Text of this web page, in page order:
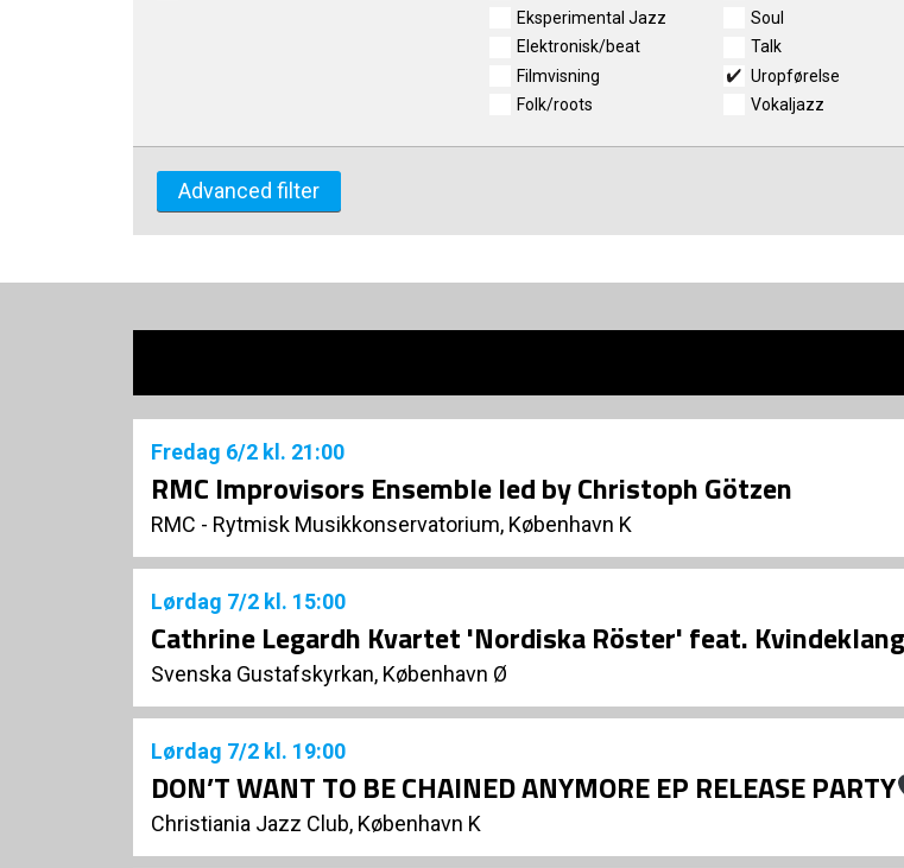
Eksperimental Jazz
Elektronisk/beat
Filmvisning
Folk/roots
Soul
Talk
Uropførelse
Vokaljazz
Advanced filter
Fredag 6/2 kl. 21:00
RMC Improvisors Ensemble led by Christoph Götzen
RMC - Rytmisk Musikkonservatorium, København K
Lørdag 7/2 kl. 15:00
Cathrine Legardh Kvartet 'Nordiska Röster' feat. Kvindeklang
Svenska Gustafskyrkan, København Ø
Lørdag 7/2 kl. 19:00
DON’T WANT TO BE CHAINED ANYMORE EP RELEASE PARTY
Christiania Jazz Club, København K